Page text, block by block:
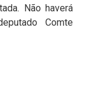
Não haverá
Comte